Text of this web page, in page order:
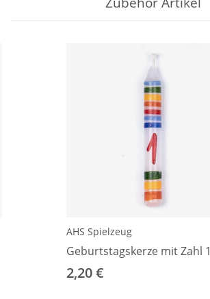
AHS Spielzeug
Geburtstagskerze mit Zahl 1
2,20 €